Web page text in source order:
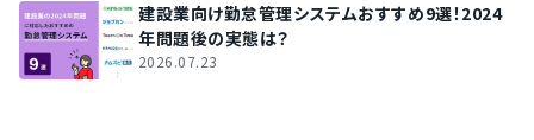
建設業向け勤怠管理システムおすすめ9選！2024
年問題後の実態は？
2026.07.23